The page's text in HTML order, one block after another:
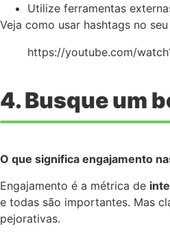
Utilize ferramentas
Veja como usar hashtags no
https://youtube.com/
4. Busque um
O que significa engajamento
Engajamento é a métrica de
e todas são importantes. Mas
pejorativas.